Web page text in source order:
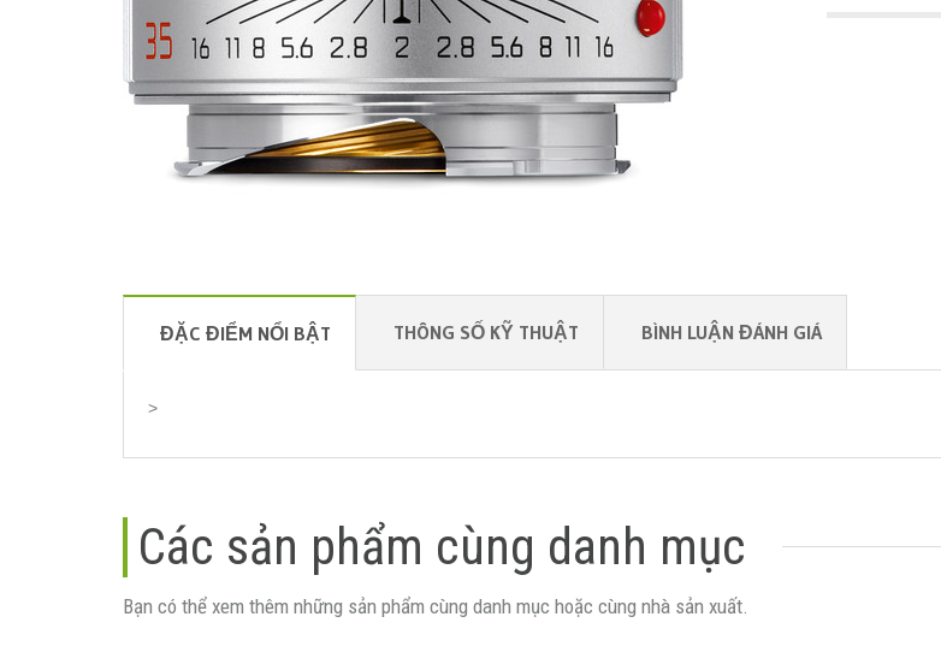
ĐẶC ĐIỂM NỔI BẬT THÔNG SỐ KỸ THUẬT BÌNH LUẬN ĐÁNH GIÁ
>
Các sản phẩm cùng danh mục
Bạn có thể xem thêm những sản phẩm cùng danh mục hoặc cùng nhà sản xuất.